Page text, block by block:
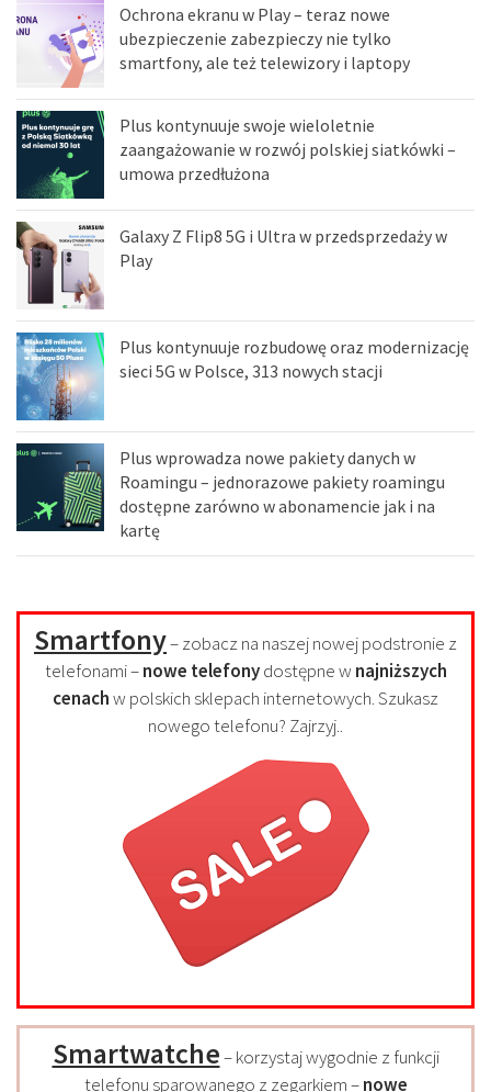
Ochrona ekranu w Play – teraz nowe
ubezpieczenie zabezpieczy nie tylko
smartfony, ale też telewizory i laptopy
Plus kontynuuje swoje wieloletnie
zaangażowanie w rozwój polskiej siatkówki –
umowa przedłużona
Galaxy Z Flip8 5G i Ultra w przedsprzedaży w
Play
Plus kontynuuje rozbudowę oraz modernizację
sieci 5G w Polsce, 313 nowych stacji
Plus wprowadza nowe pakiety danych w
Roamingu – jednorazowe pakiety roamingu
dostępne zarówno w abonamencie jak i na
kartę
Smartfony– zobacz na naszej nowej podstronie z
telefonami –nowe telefonydostępne w najniższych
cenachw polskich sklepach internetowych. Szukasz
nowego telefonu? Zajrzyj..
Smartwatche– korzystaj wygodnie z funkcji
telefonu sparowanego z zegarkiem –nowe